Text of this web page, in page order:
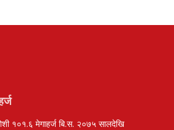
१०१.६ मेगाहर्ज बि.स. २०७५ सालदेखि